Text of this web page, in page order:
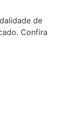
de
Confira